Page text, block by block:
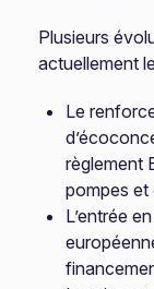
Plusieurs
actuellement
Le
règlement
pompes et
L’entrée